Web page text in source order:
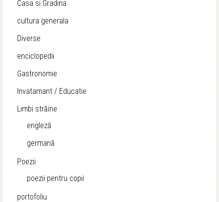
Casa si Gradina
cultura generala
Diverse
enciclopedii
Gastronomie
Invatamant / Educatie
Limbi străine
engleză
germană
Poezii
poezii pentru copii
portofoliu